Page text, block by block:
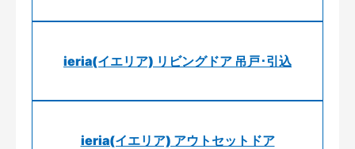
ieria(イエリア) リビングドア 吊戸･引込
ieria(イエリア) アウトセットドア